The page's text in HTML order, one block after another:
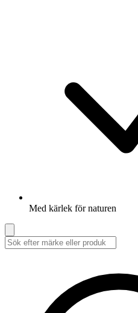
Med kärlek för naturen